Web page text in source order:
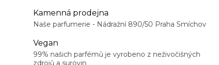
Kamenná prodejna
Naše parfumerie - Nádražní 890/50 Praha Smíchov
Vegan
99% našich parfémů je vyrobeno z neživočišných
zdrojů a surovin